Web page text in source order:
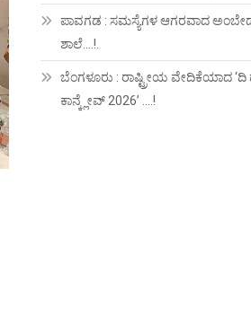
ಪಾವಗಡ : ಸಮಸ್ಯೆಗಳ ಆಗರವಾದ
ಶಾಲೆ….!.
ಬೆಂಗಳೂರು : ರಾಷ್ಟ್ರೀಯ ವೇದಿಕೆಯಾದ
ಕಾನ್ಕ್ಲೇವ್ 2026’ ….!